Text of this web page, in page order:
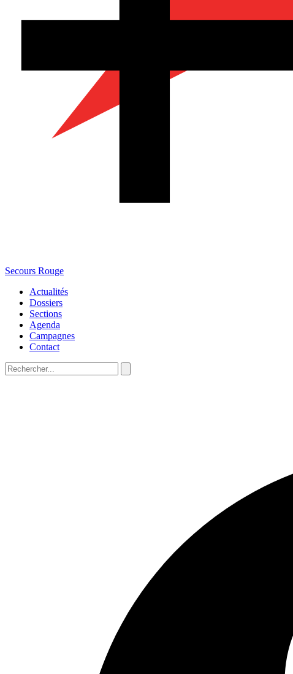
Secours Rouge
Actualités
Dossiers
Sections
Agenda
Campagnes
Contact